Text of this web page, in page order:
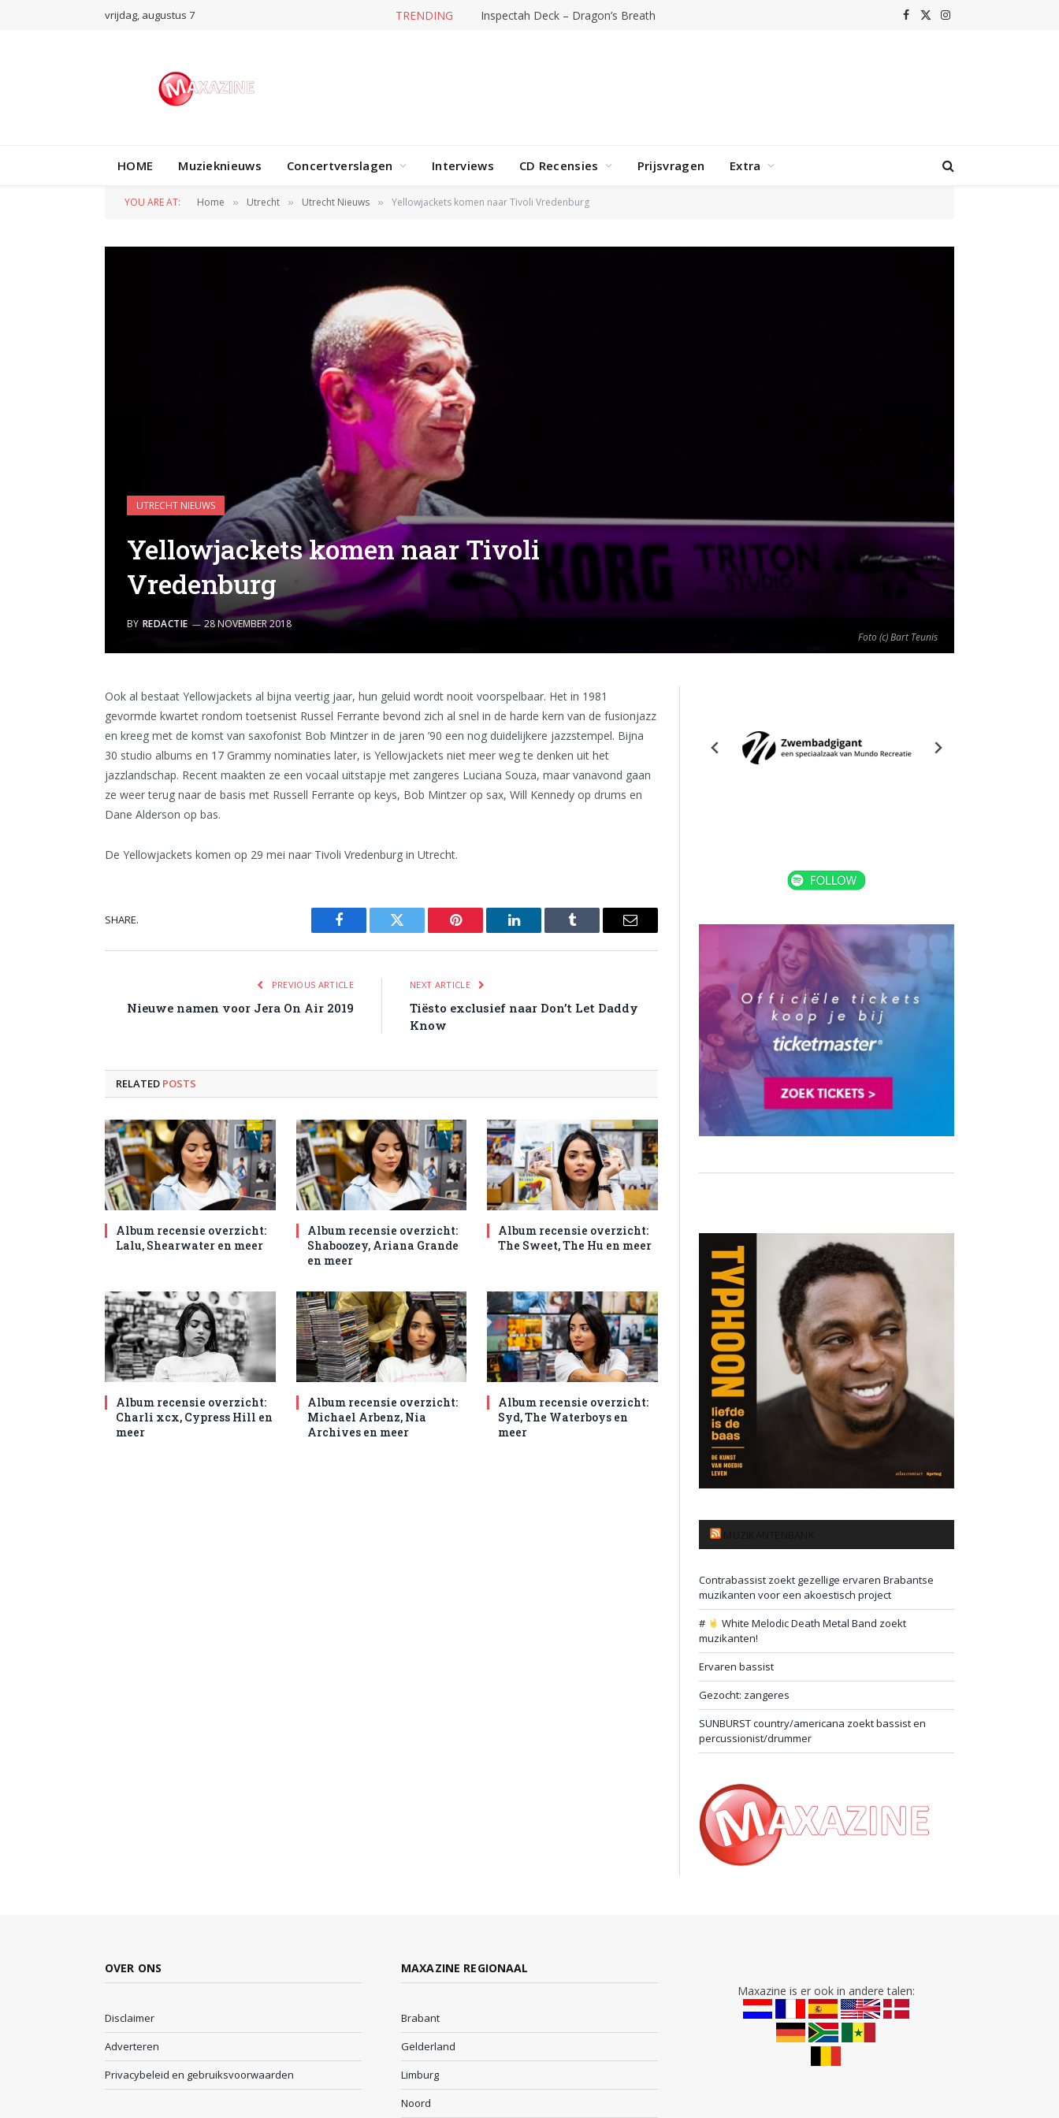
vrijdag, augustus 7 TRENDING Inspectah Deck – Dragon’s Breath Facebook
X
Instagram
HOME Muzieknieuws Concertverslagen Interviews CD Recensies Prijsvragen Extra
YOU ARE AT: Home » Utrecht » Utrecht Nieuws » Yellowjackets komen naar Tivoli Vredenburg
Foto (c) Bart Teunis
UTRECHT NIEUWS
Yellowjackets komen naar Tivoli
Vredenburg
BY REDACTIE 28 NOVEMBER 2018
Ook al bestaat Yellowjackets al bijna veertig jaar, hun geluid wordt nooit voorspelbaar. Het in 1981
gevormde kwartet rondom toetsenist Russel Ferrante bevond zich al snel in de harde kern van de fusionjazz
en kreeg met de komst van saxofonist Bob Mintzer in de jaren ’90 een nog duidelijkere jazzstempel. Bijna
30 studio albums en 17 Grammy nominaties later, is Yellowjackets niet meer weg te denken uit het
jazzlandschap. Recent maakten ze een vocaal uitstapje met zangeres Luciana Souza, maar vanavond gaan
ze weer terug naar de basis met Russell Ferrante op keys, Bob Mintzer op sax, Will Kennedy op drums en
Dane Alderson op bas.
De Yellowjackets komen op 29 mei naar Tivoli Vredenburg in Utrecht.
SHARE.
Facebook Twitter Pinterest LinkedIn Tumblr Email
PREVIOUS ARTICLE
Nieuwe namen voor Jera On Air 2019
NEXT ARTICLE
Tiësto exclusief naar Don’t Let Daddy
Know
RELATED POSTS
Album recensie overzicht:
Lalu, Shearwater en meer
Album recensie overzicht:
Shaboozey, Ariana Grande
en meer
Album recensie overzicht:
The Sweet, The Hu en meer
Album recensie overzicht:
Charli xcx, Cypress Hill en
meer
Album recensie overzicht:
Michael Arbenz, Nia
Archives en meer
Album recensie overzicht:
Syd, The Waterboys en
meer
Contrabassist zoekt gezellige ervaren Brabantse
muzikanten voor een akoestisch project
#
White Melodic Death Metal Band zoekt
muzikanten!
Ervaren bassist
Gezocht: zangeres
SUNBURST country/americana zoekt bassist en
percussionist/drummer
OVER ONS
Disclaimer
Adverteren
Privacybeleid en gebruiksvoorwaarden
MAXAZINE REGIONAAL
Brabant
Gelderland
Limburg
Noord
Maxazine is er ook in andere talen: